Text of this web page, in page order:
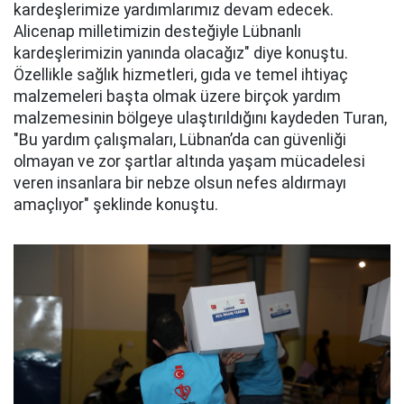
kardeşlerimize yardımlarımız devam edecek.
Alicenap milletimizin desteğiyle Lübnanlı
kardeşlerimizin yanında olacağız" diye konuştu.
Özellikle sağlık hizmetleri, gıda ve temel ihtiyaç
malzemeleri başta olmak üzere birçok yardım
malzemesinin bölgeye ulaştırıldığını kaydeden Turan,
"Bu yardım çalışmaları, Lübnan’da can güvenliği
olmayan ve zor şartlar altında yaşam mücadelesi
veren insanlara bir nebze olsun nefes aldırmayı
amaçlıyor" şeklinde konuştu.